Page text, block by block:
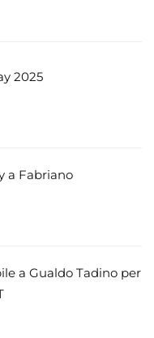
2025
a Fabriano
a Gualdo Tadino per